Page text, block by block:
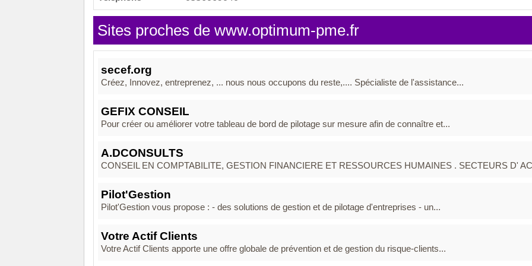
Sites proches de www.optimum-pme.fr
secef.org
Créez, Innovez, entreprenez, ... nous nous occupons du reste,.... Spécialiste de l'assistance...
GEFIX CONSEIL
Pour créer ou améliorer votre tableau de bord de pilotage sur mesure afin de connaître et...
A.DCONSULTS
CONSEIL EN COMPTABILITE, GESTION FINANCIERE ET RESSOURCES HUMAINES . SECTEURS D'
Pilot'Gestion
Pilot'Gestion vous propose : - des solutions de gestion et de pilotage d'entreprises - un...
Votre Actif Clients
Votre Actif Clients apporte une offre globale de prévention et de gestion du risque-clients...